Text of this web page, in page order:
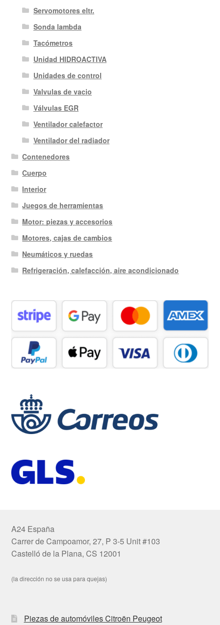
Servomotores eltr.
Sonda lambda
Tacómetros
Unidad HIDROACTIVA
Unidades de control
Valvulas de vacio
Válvulas EGR
Ventilador calefactor
Ventilador del radiador
Contenedores
Cuerpo
Interior
Juegos de herramientas
Motor: piezas y accesorios
Motores, cajas de cambios
Neumáticos y ruedas
Refrigeración, calefacción, aire acondicionado
A24 España
Carrer de Campoamor, 27, P 3-5 Unit #103
Castelló de la Plana, CS 12001
(la dirección no se usa para quejas)
Piezas de automóviles Citroën Peugeot